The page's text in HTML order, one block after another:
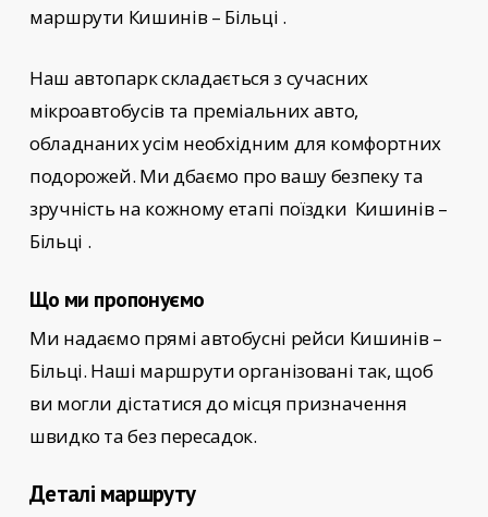
маршрути Кишинів – Більці .
Наш автопарк складається з сучасних
мікроавтобусів та преміальних авто,
обладнаних усім необхідним для комфортних
подорожей. Ми дбаємо про вашу безпеку та
зручність на кожному етапі поїздки Кишинів –
Більці .
Що ми пропонуємо
Ми надаємо прямі автобусні рейси Кишинів –
Більці. Наші маршрути організовані так, щоб
ви могли дістатися до місця призначення
швидко та без пересадок.
Деталі маршруту